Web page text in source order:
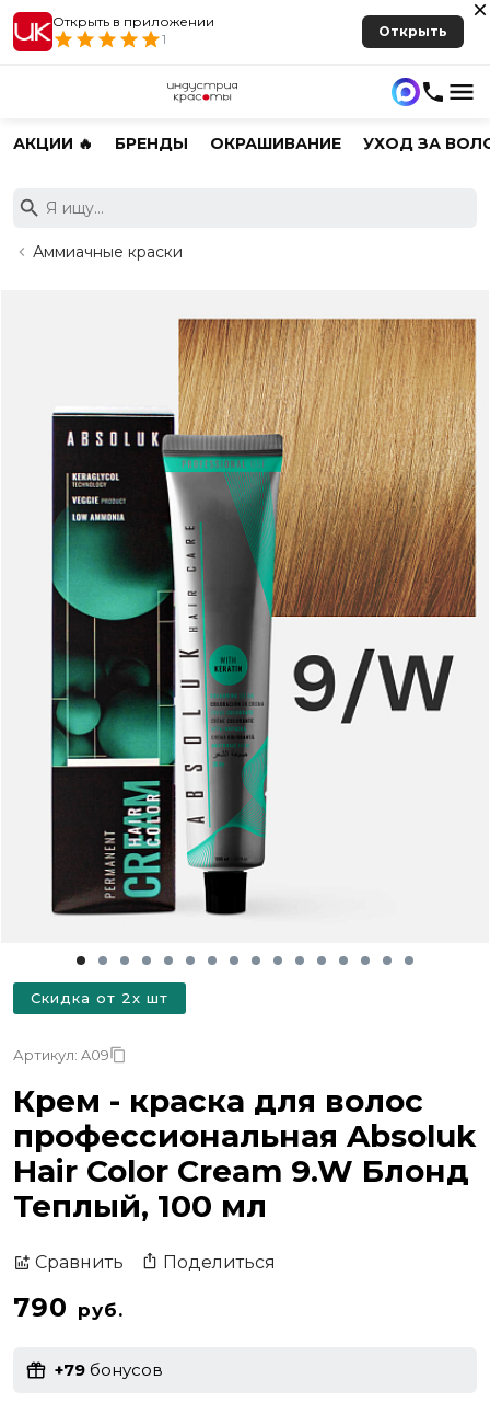
Открыть в приложении
1
Открыть
АКЦИИ 🔥 БРЕНДЫ ОКРАШИВАНИЕ УХОД ЗА
Аммиачные краски
Скидка от 2х шт
Артикул: A09
Крем - краска для волос
профессиональная Absoluk
Hair Color Cream 9.W Блонд
Теплый, 100 мл
Сравнить Поделиться
790 руб.
+79 бонусов